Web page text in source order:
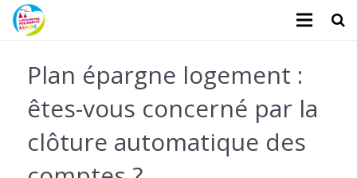
Logements
Plan épargne logement :
êtes-vous concerné par la
clôture automatique des